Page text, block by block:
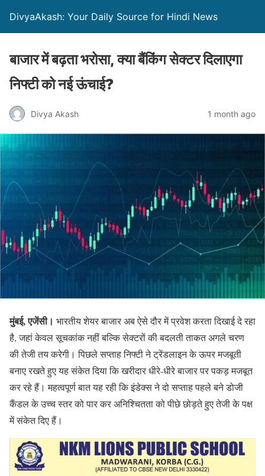
DivyaAkash: Your Daily Source for Hindi News
बाजार में बढ़ता भरोसा, क्या बैंकिंग सेक्टर दिलाएगा
निफ्टी को नई ऊंचाई?
Divya Akash 1 month ago
मुंबई, एजेंसी। भारतीय शेयर बाजार अब ऐसे दौर में प्रवेश करता दिखाई दे रहा
है, जहां केवल सूचकांक नहीं बल्कि सेक्टरों की बदलती ताकत अगले चरण
की तेजी तय करेगी। पिछले सप्ताह निफ्टी ने ट्रेंडलाइन के ऊपर मजबूती
बनाए रखते हुए यह संकेत दिया कि खरीदार धीरे-धीरे बाजार पर पकड़ मजबूत
कर रहे हैं। महत्वपूर्ण बात यह रही कि इंडेक्स ने दो सप्ताह पहले बने डोजी
कैंडल के उच्च स्तर को पार कर अनिश्चितता को पीछे छोड़ते हुए तेजी के पक्ष
में संकेत दिए हैं।